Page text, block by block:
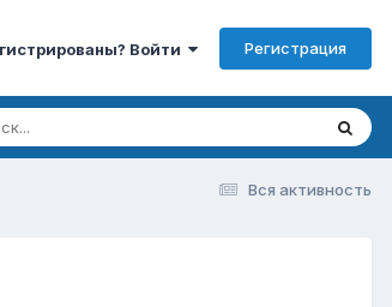
Войти Регистрация
Вся активность